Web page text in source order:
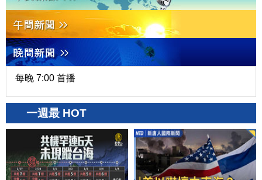
每晚 7:00 首播
一週最 HOT